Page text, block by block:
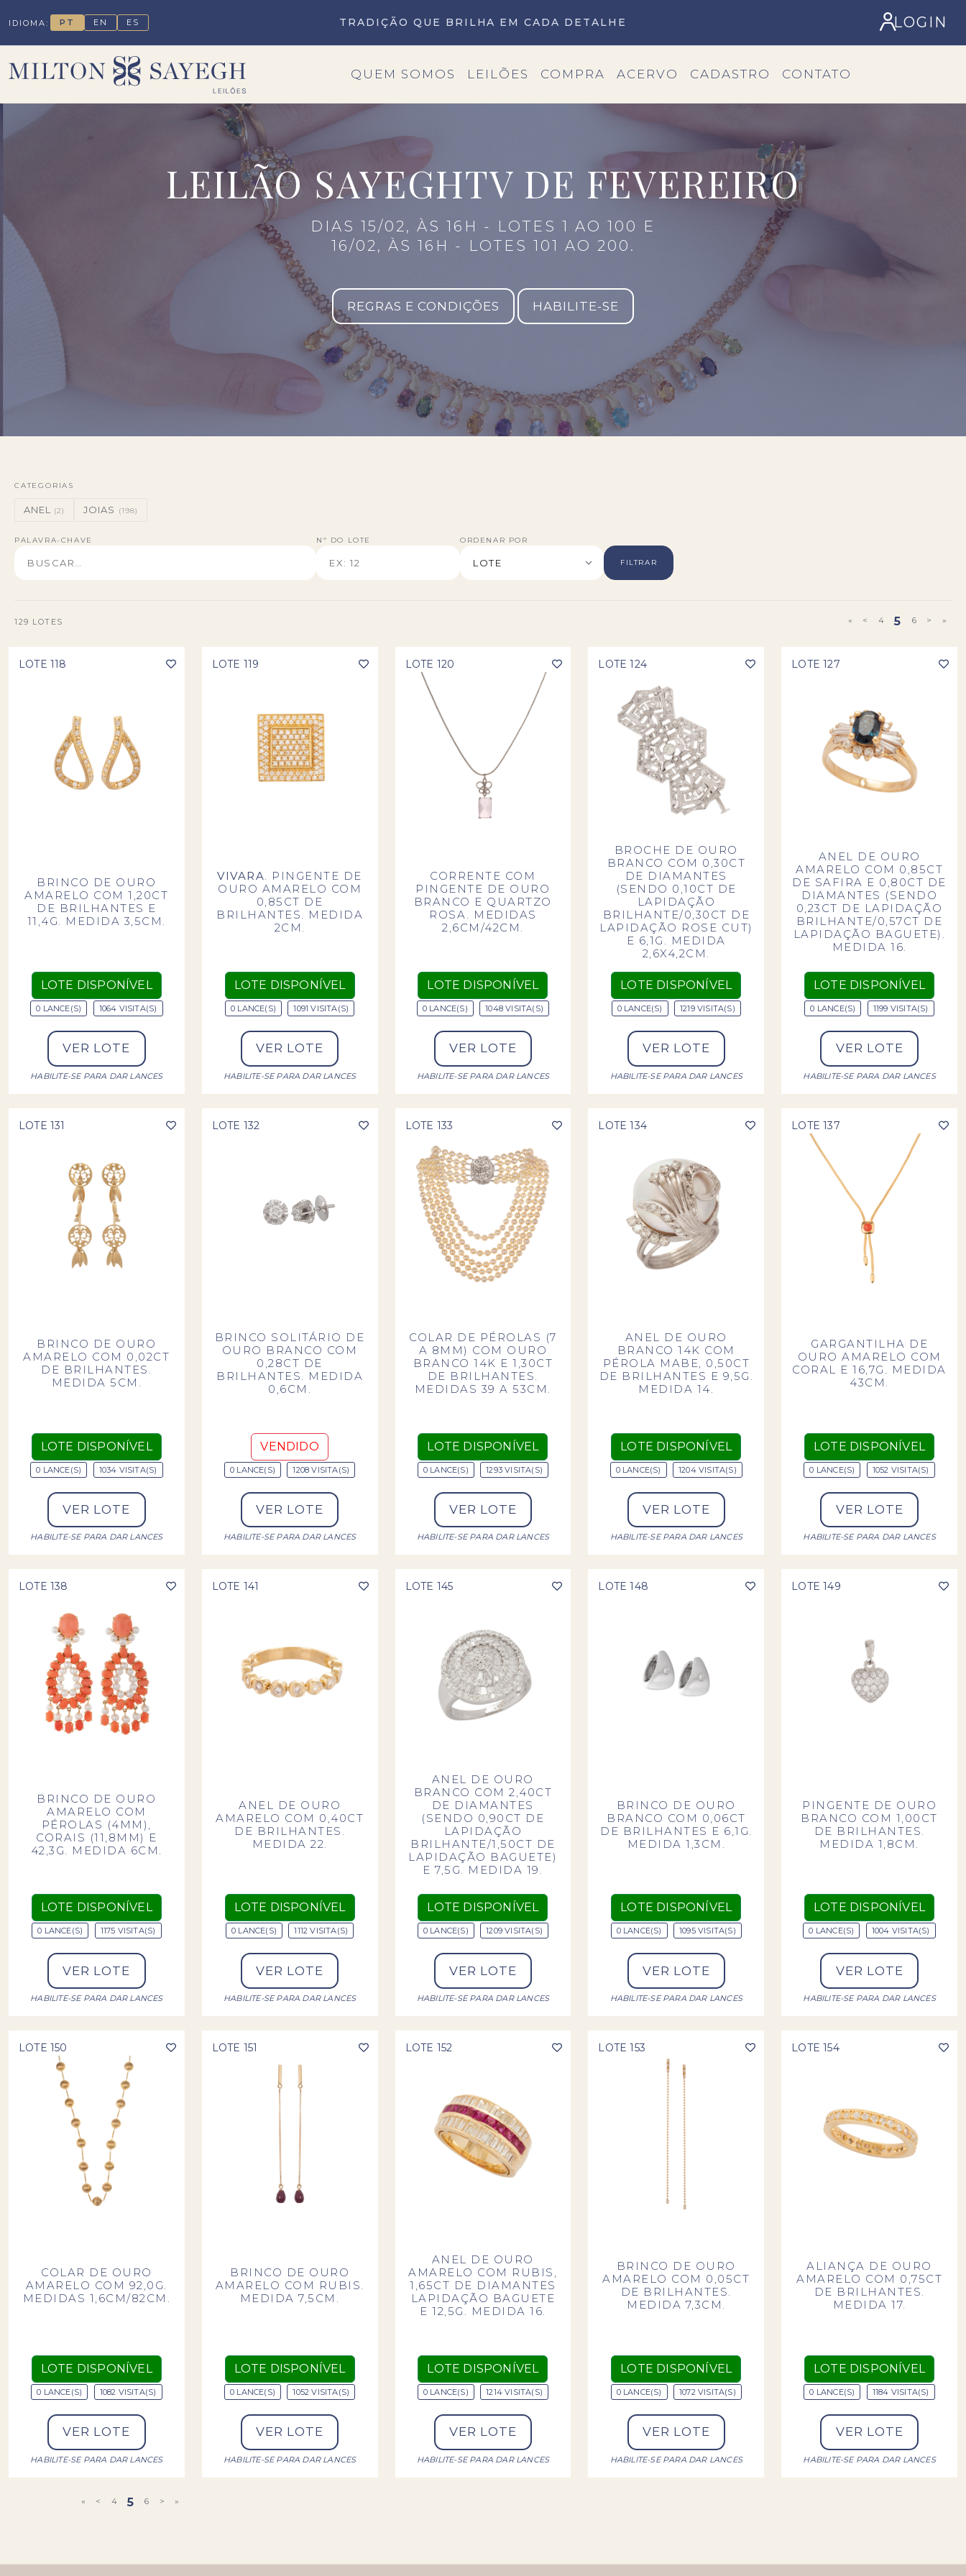
IDIOMA: PT EN ES TRADIÇÃO QUE BRILHA EM CADA DETALHE LOGIN
QUEM SOMOS LEILÕES COMPRA ACERVO CADASTRO CONTATO
LEILÃO SAYEGHTV DE FEVEREIRO
DIAS 15/02, ÀS 16H - LOTES 1 AO 100 E
16/02, ÀS 16H - LOTES 101 AO 200.
REGRAS E CONDIÇÕES HABILITE-SE
CATEGORIAS
ANEL (2) JOIAS (198)
PALAVRA-CHAVE Nº DO LOTE ORDENAR POR
FILTRAR
129 LOTES « < 4 5 6 > »
LOTE 118
BRINCO DE OURO
AMARELO COM 1,20CT
DE BRILHANTES E
11,4G. MEDIDA 3,5CM.
LOTE DISPONÍVEL
0 LANCE(S) 1064 VISITA(S)
VER LOTE
HABILITE-SE PARA DAR LANCES
LOTE 119
VIVARA. PINGENTE DE
OURO AMARELO COM
0,85CT DE
BRILHANTES. MEDIDA
2CM.
LOTE DISPONÍVEL
0 LANCE(S) 1091 VISITA(S)
VER LOTE
HABILITE-SE PARA DAR LANCES
LOTE 120
CORRENTE COM
PINGENTE DE OURO
BRANCO E QUARTZO
ROSA. MEDIDAS
2,6CM/42CM.
LOTE DISPONÍVEL
0 LANCE(S) 1048 VISITA(S)
VER LOTE
HABILITE-SE PARA DAR LANCES
LOTE 124
BROCHE DE OURO
BRANCO COM 0,30CT
DE DIAMANTES
(SENDO 0,10CT DE
LAPIDAÇÃO
BRILHANTE/0,30CT DE
LAPIDAÇÃO ROSE CUT)
E 6,1G. MEDIDA
2,6X4,2CM.
LOTE DISPONÍVEL
0 LANCE(S) 1219 VISITA(S)
VER LOTE
HABILITE-SE PARA DAR LANCES
LOTE 127
ANEL DE OURO
AMARELO COM 0,85CT
DE SAFIRA E 0,80CT DE
DIAMANTES (SENDO
0,23CT DE LAPIDAÇÃO
BRILHANTE/0,57CT DE
LAPIDAÇÃO BAGUETE).
MEDIDA 16.
LOTE DISPONÍVEL
0 LANCE(S) 1199 VISITA(S)
VER LOTE
HABILITE-SE PARA DAR LANCES
LOTE 131
BRINCO DE OURO
AMARELO COM 0,02CT
DE BRILHANTES.
MEDIDA 5CM.
LOTE DISPONÍVEL
0 LANCE(S) 1034 VISITA(S)
VER LOTE
HABILITE-SE PARA DAR LANCES
LOTE 132
BRINCO SOLITÁRIO DE
OURO BRANCO COM
0,28CT DE
BRILHANTES. MEDIDA
0,6CM.
VENDIDO
0 LANCE(S) 1208 VISITA(S)
VER LOTE
HABILITE-SE PARA DAR LANCES
LOTE 133
COLAR DE PÉROLAS (7
A 8MM) COM OURO
BRANCO 14K E 1,30CT
DE BRILHANTES.
MEDIDAS 39 A 53CM.
LOTE DISPONÍVEL
0 LANCE(S) 1293 VISITA(S)
VER LOTE
HABILITE-SE PARA DAR LANCES
LOTE 134
ANEL DE OURO
BRANCO 14K COM
PÉROLA MABE, 0,50CT
DE BRILHANTES E 9,5G.
MEDIDA 14.
LOTE DISPONÍVEL
0 LANCE(S) 1204 VISITA(S)
VER LOTE
HABILITE-SE PARA DAR LANCES
LOTE 137
GARGANTILHA DE
OURO AMARELO COM
CORAL E 16,7G. MEDIDA
43CM.
LOTE DISPONÍVEL
0 LANCE(S) 1052 VISITA(S)
VER LOTE
HABILITE-SE PARA DAR LANCES
LOTE 138
BRINCO DE OURO
AMARELO COM
PÉROLAS (4MM),
CORAIS (11,8MM) E
42,3G. MEDIDA 6CM.
LOTE DISPONÍVEL
0 LANCE(S) 1175 VISITA(S)
VER LOTE
HABILITE-SE PARA DAR LANCES
LOTE 141
ANEL DE OURO
AMARELO COM 0,40CT
DE BRILHANTES.
MEDIDA 22.
LOTE DISPONÍVEL
0 LANCE(S) 1112 VISITA(S)
VER LOTE
HABILITE-SE PARA DAR LANCES
LOTE 145
ANEL DE OURO
BRANCO COM 2,40CT
DE DIAMANTES
(SENDO 0,90CT DE
LAPIDAÇÃO
BRILHANTE/1,50CT DE
LAPIDAÇÃO BAGUETE)
E 7,5G. MEDIDA 19.
LOTE DISPONÍVEL
0 LANCE(S) 1209 VISITA(S)
VER LOTE
HABILITE-SE PARA DAR LANCES
LOTE 148
BRINCO DE OURO
BRANCO COM 0,06CT
DE BRILHANTES E 6,1G.
MEDIDA 1,3CM.
LOTE DISPONÍVEL
0 LANCE(S) 1095 VISITA(S)
VER LOTE
HABILITE-SE PARA DAR LANCES
LOTE 149
PINGENTE DE OURO
BRANCO COM 1,00CT
DE BRILHANTES.
MEDIDA 1,8CM.
LOTE DISPONÍVEL
0 LANCE(S) 1004 VISITA(S)
VER LOTE
HABILITE-SE PARA DAR LANCES
LOTE 150
COLAR DE OURO
AMARELO COM 92,0G.
MEDIDAS 1,6CM/82CM.
LOTE DISPONÍVEL
0 LANCE(S) 1082 VISITA(S)
VER LOTE
HABILITE-SE PARA DAR LANCES
LOTE 151
BRINCO DE OURO
AMARELO COM RUBIS.
MEDIDA 7,5CM.
LOTE DISPONÍVEL
0 LANCE(S) 1052 VISITA(S)
VER LOTE
HABILITE-SE PARA DAR LANCES
LOTE 152
ANEL DE OURO
AMARELO COM RUBIS,
1,65CT DE DIAMANTES
LAPIDAÇÃO BAGUETE
E 12,5G. MEDIDA 16.
LOTE DISPONÍVEL
0 LANCE(S) 1214 VISITA(S)
VER LOTE
HABILITE-SE PARA DAR LANCES
LOTE 153
BRINCO DE OURO
AMARELO COM 0,05CT
DE BRILHANTES.
MEDIDA 7,3CM.
LOTE DISPONÍVEL
0 LANCE(S) 1072 VISITA(S)
VER LOTE
HABILITE-SE PARA DAR LANCES
LOTE 154
ALIANÇA DE OURO
AMARELO COM 0,75CT
DE BRILHANTES.
MEDIDA 17.
LOTE DISPONÍVEL
0 LANCE(S) 1184 VISITA(S)
VER LOTE
HABILITE-SE PARA DAR LANCES
« < 4 5 6 > »